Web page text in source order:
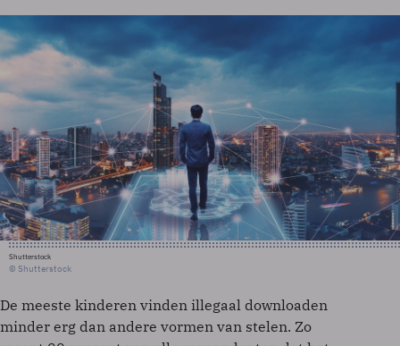
Shutterstock
© Shutterstock
De meeste kinderen vinden illegaal downloaden
minder erg dan andere vormen van stelen. Zo